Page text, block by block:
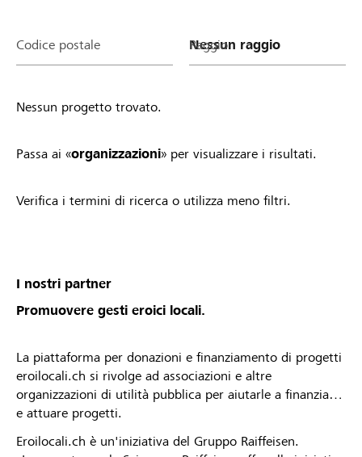
Codice postale Raggio
Nessun progetto trovato.
Passa ai «organizzazioni» per visualizzare i risultati.
Verifica i termini di ricerca o utilizza meno filtri.
I nostri partner
Promuovere gesti eroici locali.
La piattaforma per donazioni e finanziamento di progetti
eroilocali.ch si rivolge ad associazioni e altre
organizzazioni di utilità pubblica per aiutarle a finanziare
e attuare progetti.
Eroilocali.ch è un'iniziativa del Gruppo Raiffeisen.